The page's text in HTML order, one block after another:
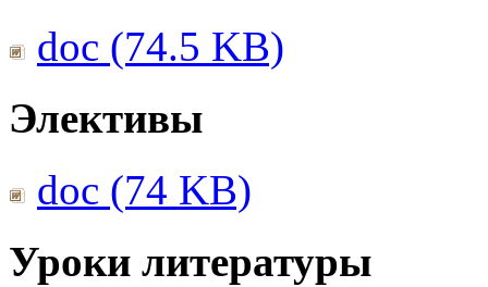
doc (74.5 KB)
Элективы
doc (74 KB)
Уроки литературы